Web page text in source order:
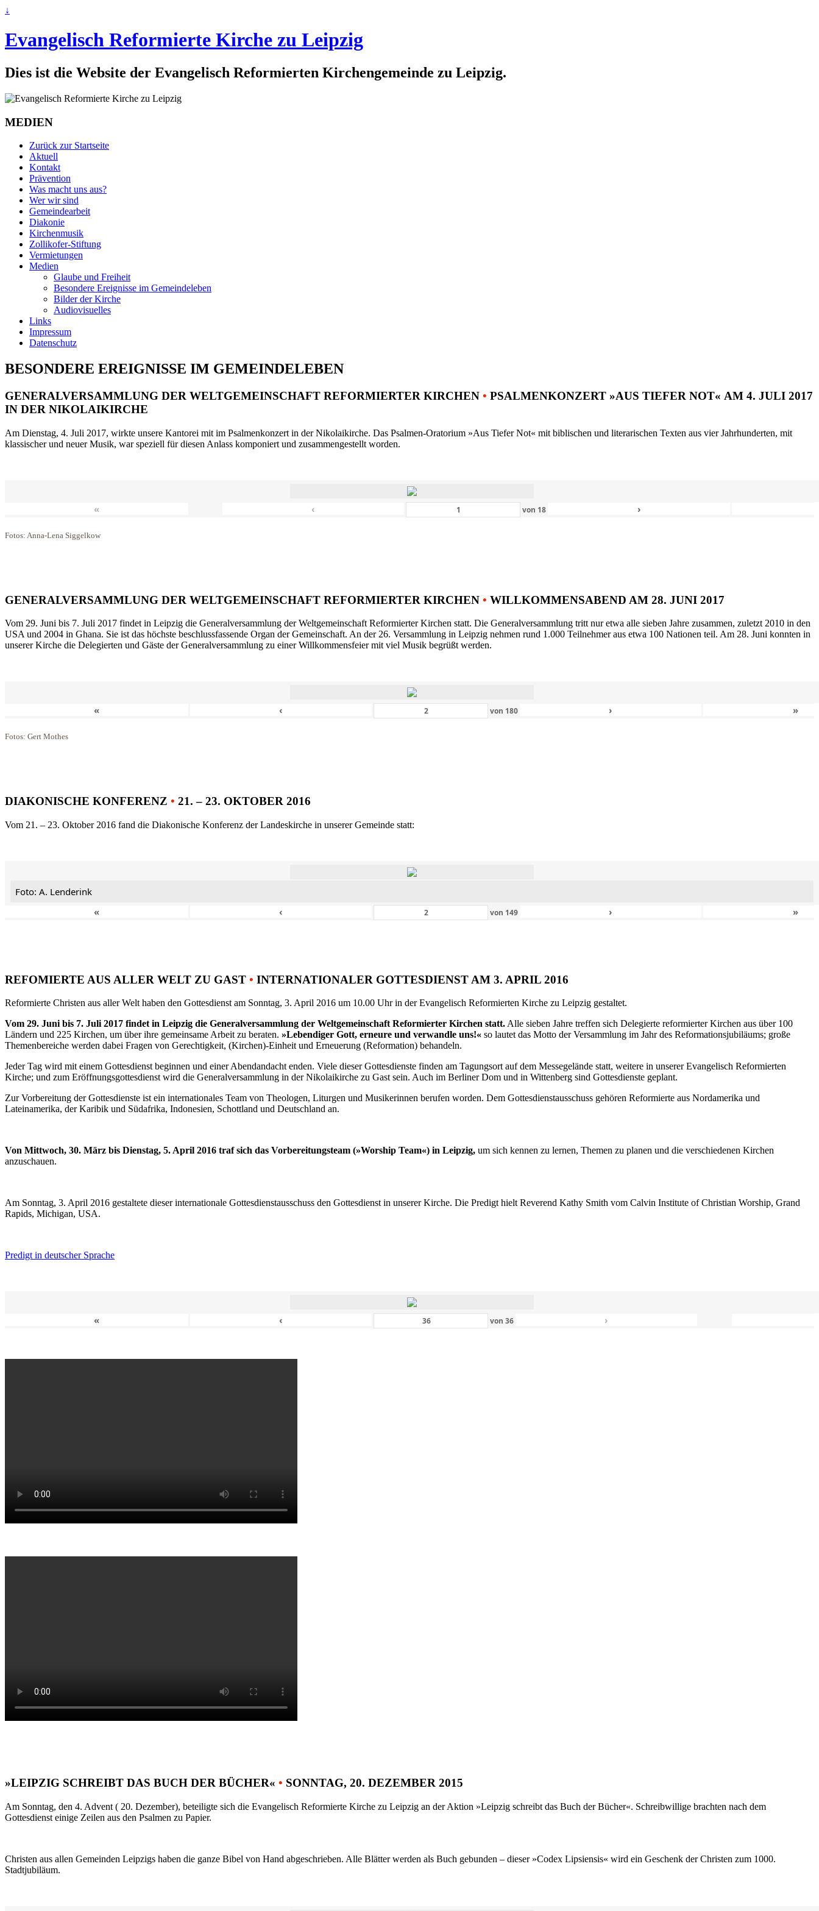
↓
Evangelisch Reformierte Kirche zu Leipzig
Dies ist die Website der Evangelisch Reformierten Kirchengemeinde zu Leipzig.
MEDIEN
Zurück zur Startseite
Aktuell
Kontakt
Prävention
Was macht uns aus?
Wer wir sind
Gemeindearbeit
Diakonie
Kirchenmusik
Zollikofer-Stiftung
Vermietungen
Medien
Glaube und Freiheit
Besondere Ereignisse im Gemeindeleben
Bilder der Kirche
Audiovisuelles
Links
Impressum
Datenschutz
BESONDERE EREIGNISSE IM GEMEINDELEBEN
GENERALVERSAMMLUNG DER WELTGEMEINSCHAFT REFORMIERTER KIRCHEN • PSALMENKONZERT »AUS TIEFER NOT« AM 4. JULI 2017
IN DER NIKOLAIKIRCHE
Am Dienstag, 4. Juli 2017, wirkte unsere Kantorei mit im Psalmenkonzert in der Nikolaikirche. Das Psalmen-Oratorium »Aus Tiefer Not« mit biblischen und literarischen Texten aus vier Jahrhunderten, mit
klassischer und neuer Musik, war speziell für diesen Anlass komponiert und zusammengestellt worden.
« ‹ von 18 ›
Fotos: Anna-Lena Siggelkow
GENERALVERSAMMLUNG DER WELTGEMEINSCHAFT REFORMIERTER KIRCHEN • WILLKOMMENSABEND AM 28. JUNI 2017
Vom 29. Juni bis 7. Juli 2017 findet in Leipzig die Generalversammlung der Weltgemeinschaft Reformierter Kirchen statt. Die Generalversammlung tritt nur etwa alle sieben Jahre zusammen, zuletzt 2010 in den
USA und 2004 in Ghana. Sie ist das höchste beschlussfassende Organ der Gemeinschaft. An der 26. Versammlung in Leipzig nehmen rund 1.000 Teilnehmer aus etwa 100 Nationen teil. Am 28. Juni konnten in
unserer Kirche die Delegierten und Gäste der Generalversammlung zu einer Willkommensfeier mit viel Musik begrüßt werden.
« ‹ von 180 › »
Fotos: Gert Mothes
DIAKONISCHE KONFERENZ • 21. – 23. OKTOBER 2016
Vom 21. – 23. Oktober 2016 fand die Diakonische Konferenz der Landeskirche in unserer Gemeinde statt:
Foto: A. Lenderink
«
‹ von 149 › »
REFOMIERTE AUS ALLER WELT ZU GAST • INTERNATIONALER GOTTESDIENST AM 3. APRIL 2016
Reformierte Christen aus aller Welt haben den Gottesdienst am Sonntag, 3. April 2016 um 10.00 Uhr in der Evangelisch Reformierten Kirche zu Leipzig gestaltet.
Vom 29. Juni bis 7. Juli 2017 findet in Leipzig die Generalversammlung der Weltgemeinschaft Reformierter Kirchen statt.Alle sieben Jahre treffen sich Delegierte reformierter Kirchen aus über 100
Ländern und 225 Kirchen, um über ihre gemeinsame Arbeit zu beraten. »Lebendiger Gott, erneure und verwandle uns!« so lautet das Motto der Versammlung im Jahr des Reformationsjubiläums; große
Themenbereiche werden dabei Fragen von Gerechtigkeit, (Kirchen)-Einheit und Erneuerung (Reformation) behandeln.
Jeder Tag wird mit einem Gottesdienst beginnen und einer Abendandacht enden. Viele dieser Gottesdienste finden am Tagungsort auf dem Messegelände statt, weitere in unserer Evangelisch Reformierten
Kirche; und zum Eröffnungsgottesdienst wird die Generalversammlung in der Nikolaikirche zu Gast sein. Auch im Berliner Dom und in Wittenberg sind Gottesdienste geplant.
Zur Vorbereitung der Gottesdienste ist ein internationales Team von Theologen, Liturgen und Musikerinnen berufen worden. Dem Gottesdienstausschuss gehören Reformierte aus Nordamerika und
Lateinamerika, der Karibik und Südafrika, Indonesien, Schottland und Deutschland an.
Von Mittwoch, 30. März bis Dienstag, 5. April 2016 traf sich das Vorbereitungsteam (»Worship Team«) in Leipzig, um sich kennen zu lernen, Themen zu planen und die verschiedenen Kirchen
anzuschauen.
Am Sonntag, 3. April 2016 gestaltete dieser internationale Gottesdienstausschuss den Gottesdienst in unserer Kirche. Die Predigt hielt Reverend Kathy Smith vom Calvin Institute of Christian Worship, Grand
Rapids, Michigan, USA.
Predigt in deutscher Sprache
« ‹ von36 ›
»LEIPZIG SCHREIBT DAS BUCH DER BÜCHER« • SONNTAG, 20. DEZEMBER 2015
Am Sonntag, den 4. Advent ( 20. Dezember), beteiligte sich die Evangelisch Reformierte Kirche zu Leipzig an der Aktion »Leipzig schreibt das Buch der Bücher«. Schreibwillige brachten nach dem
Gottesdienst einige Zeilen aus den Psalmen zu Papier.
Christen aus allen Gemeinden Leipzigs haben die ganze Bibel von Hand abgeschrieben. Alle Blätter werden als Buch gebunden – dieser »Codex Lipsiensis« wird ein Geschenk der Christen zum 1000.
Stadtjubiläum.